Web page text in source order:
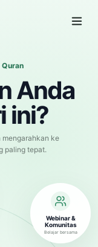
Anda
ini?
mengarahkan ke
paling tepat.
Webinar &
Komunitas
Belajar bersama